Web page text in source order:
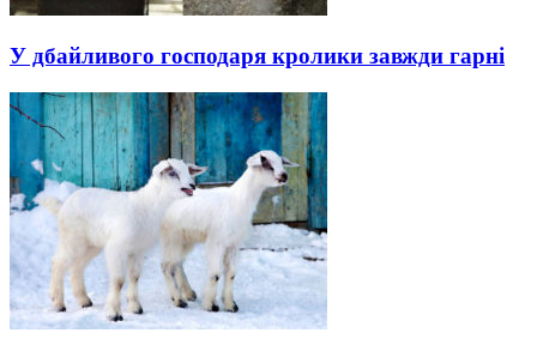
У дбайливого господаря кролики завжди гарні